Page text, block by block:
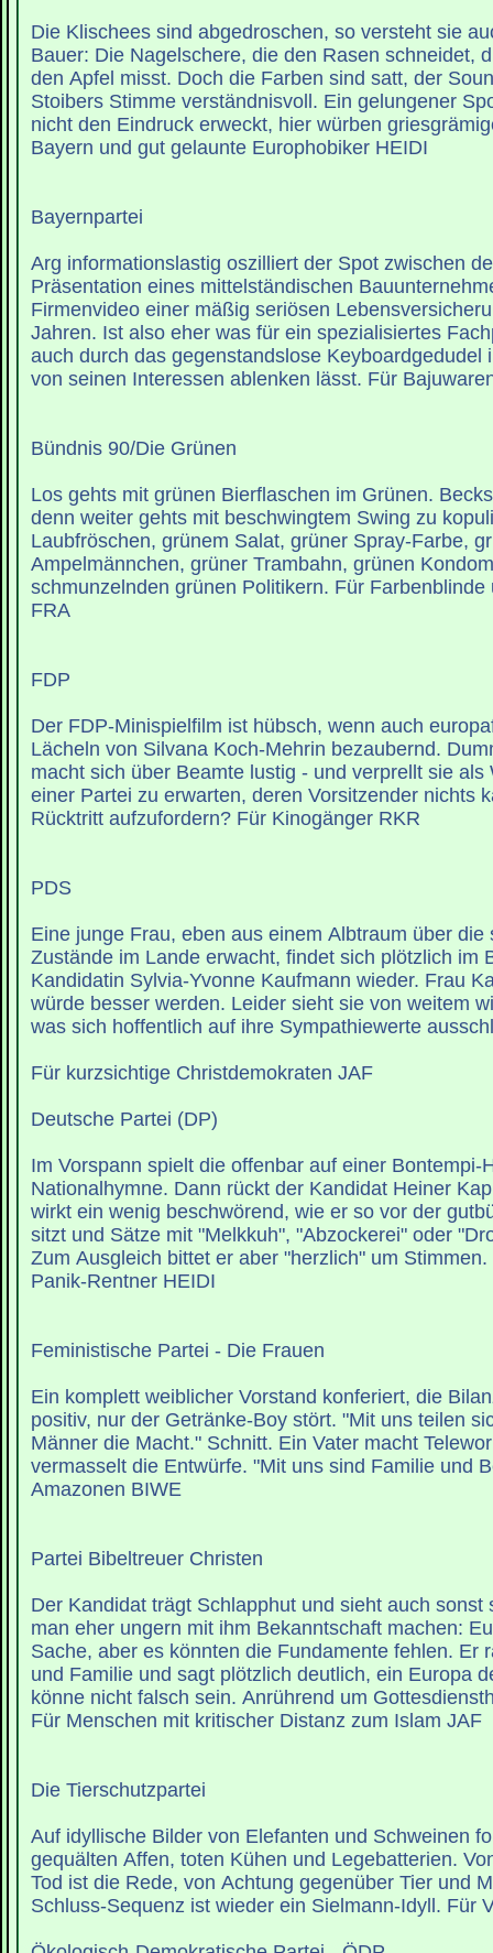
Die Klischees sind abgedroschen, so versteht sie
Bauer: Die Nagelschere, die den Rasen schneidet,
den Apfel misst. Doch die Farben sind satt, der
Stoibers Stimme verständnisvoll. Ein gelungener
nicht den Eindruck erweckt, hier würben
Bayern und gut gelaunte Europhobiker HEIDI
Bayernpartei
Arg informationslastig oszilliert der Spot zwischen
Präsentation eines mittelständischen
Firmenvideo einer mäßig seriösen
Jahren. Ist also eher was für ein spezialisiertes
auch durch das gegenstandslose Keyboardgedudel
von seinen Interessen ablenken lässt. Für
Bündnis 90/Die Grünen
Los gehts mit grünen Bierflaschen im Grünen.
denn weiter gehts mit beschwingtem Swing zu
Laubfröschen, grünem Salat, grüner Spray-Farbe,
Ampelmännchen, grüner Trambahn, grünen
schmunzelnden grünen Politikern. Für Farbenblinde
FRA
FDP
Der FDP-Minispielfilm ist hübsch, wenn auch
Lächeln von Silvana Koch-Mehrin bezaubernd.
macht sich über Beamte lustig - und verprellt sie als
einer Partei zu erwarten, deren Vorsitzender nichts
Rücktritt aufzufordern? Für Kinogänger RKR
PDS
Eine junge Frau, eben aus einem Albtraum über die
Zustände im Lande erwacht, findet sich plötzlich im
Kandidatin Sylvia-Yvonne Kaufmann wieder. Frau
würde besser werden. Leider sieht sie von weitem
was sich hoffentlich auf ihre Sympathiewerte
Für kurzsichtige Christdemokraten JAF
Deutsche Partei (DP)
Im Vorspann spielt die offenbar auf einer Bontempi-
Nationalhymne. Dann rückt der Kandidat Heiner
wirkt ein wenig beschwörend, wie er so vor der
sitzt und Sätze mit "Melkkuh", "Abzockerei" oder
Zum Ausgleich bittet er aber "herzlich" um
Panik-Rentner HEIDI
Feministische Partei - Die Frauen
Ein komplett weiblicher Vorstand konferiert, die
positiv, nur der Getränke-Boy stört. "Mit uns teilen
Männer die Macht." Schnitt. Ein Vater macht
vermasselt die Entwürfe. "Mit uns sind Familie und
Amazonen BIWE
Partei Bibeltreuer Christen
Der Kandidat trägt Schlapphut und sieht auch sonst
man eher ungern mit ihm Bekanntschaft machen:
Sache, aber es könnten die Fundamente fehlen. Er
und Familie und sagt plötzlich deutlich, ein Europa
könne nicht falsch sein. Anrührend um
Für Menschen mit kritischer Distanz zum Islam JAF
Die Tierschutzpartei
Auf idyllische Bilder von Elefanten und Schweinen
gequälten Affen, toten Kühen und Legebatterien.
Tod ist die Rede, von Achtung gegenüber Tier und
Schluss-Sequenz ist wieder ein Sielmann-Idyll. Für